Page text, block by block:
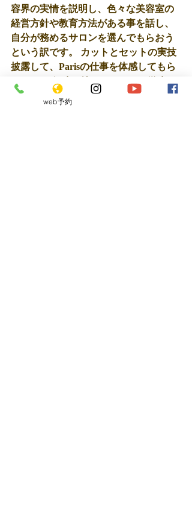
容界の実情を説明し、色々な美容室の
経営方針や教育方法がある事を話し、
自分が務めるサロンを選んでもらおう
という訳です。 カットとセットの実技
披露して、Parisの仕事を体感してもら
います。 興味を持ってもらえた学生さ
んには、Parisの営業方針を取り入れて
web予約